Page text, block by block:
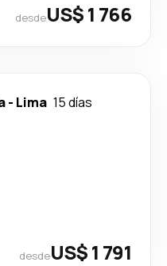
desdeUS$ 1 766
- Lima 15 días
desdeUS$ 1 791